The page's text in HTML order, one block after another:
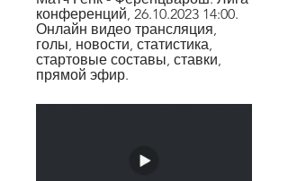
конференций, 26.10.2023 14:00.
Онлайн видео трансляция,
голы, новости, статистика,
стартовые составы, ставки,
прямой эфир.